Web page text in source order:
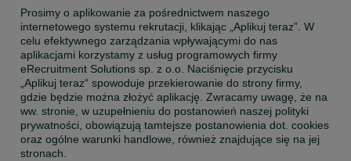
Prosimy o aplikowanie za pośrednictwem naszego
internetowego systemu rekrutacji, klikając „Aplikuj teraz”. W
celu efektywnego zarządzania wpływającymi do nas
aplikacjami korzystamy z usług programowych firmy
eRecruitment Solutions sp. z o.o. Naciśnięcie przycisku
„Aplikuj teraz“ spowoduje przekierowanie do strony firmy,
gdzie będzie można złożyć aplikację. Zwracamy uwagę, że na
ww. stronie, w uzupełnieniu do postanowień naszej polityki
prywatności, obowiązują tamtejsze postanowienia dot. cookies
oraz ogólne warunki handlowe, również znajdujące się na jej
stronach.